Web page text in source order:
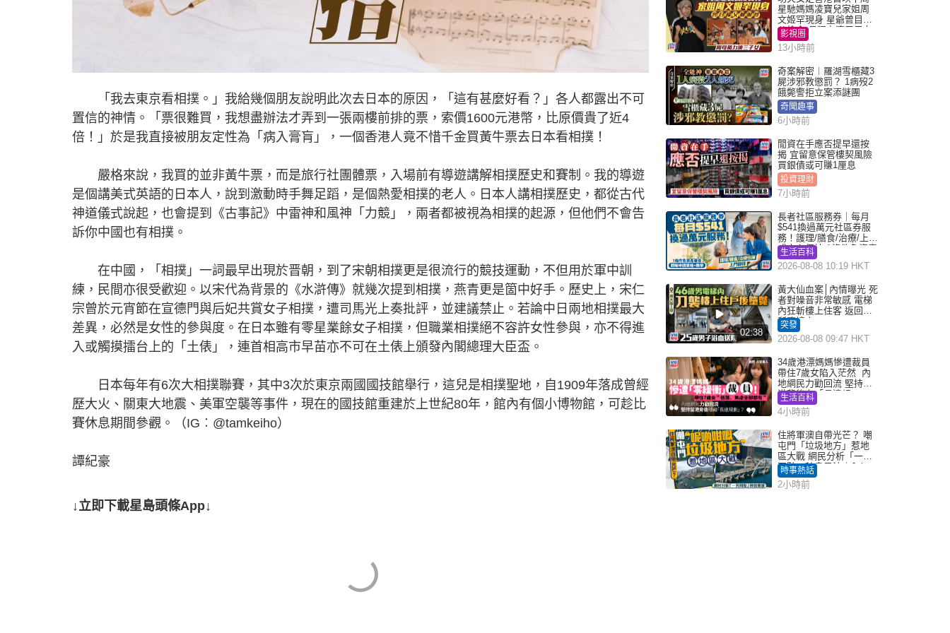
「我去東京看相撲。」我給幾個朋友說明此次去日本的原因，「這有甚麼好看？」各人都露出不可
置信的神情。「票很難買，我想盡辦法才弄到一張兩樓前排的票，索價1600元港幣，比原價貴了近4
倍！」於是我直接被朋友定性為「病入膏肓」，一個香港人竟不惜千金買黃牛票去日本看相撲！
嚴格來說，我買的並非黃牛票，而是旅行社團體票，入場前有導遊講解相撲歷史和賽制。我的導遊
是個講美式英語的日本人，說到激動時手舞足蹈，是個熱愛相撲的老人。日本人講相撲歷史，都從古代
神道儀式說起，也會提到《古事記》中雷神和風神「力競」，兩者都被視為相撲的起源，但他們不會告
訴你中國也有相撲。
在中國，「相撲」一詞最早出現於晋朝，到了宋朝相撲更是很流行的競技運動，不但用於軍中訓
練，民間亦很受歡迎。以宋代為背景的《水滸傳》就幾次提到相撲，燕青更是箇中好手。歷史上，宋仁
宗曾於元宵節在宣德門與后妃共賞女子相撲，遭司馬光上奏批評，並建議禁止。若論中日兩地相撲最大
差異，必然是女性的參與度。在日本雖有零星業餘女子相撲，但職業相撲絕不容許女性參與，亦不得進
入或觸摸擂台上的「土俵」，連首相高市早苗亦不可在土俵上頒發內閣總理大臣盃。
日本每年有6次大相撲聯賽，其中3次於東京兩國國技館舉行，這兒是相撲聖地，自1909年落成曾經
歷大火、關東大地震、美軍空襲等事件，現在的國技館重建於上世紀80年，館內有個小博物館，可趁比
賽休息期間參觀。（IG︰@tamkeiho）
譚紀豪
↓立即下載星島頭條App↓
星馳媽媽凌寶兒家姐周
文姬罕現身 星爺曾目睹
父偷食 母獨力湊三子女
影視圈
13小時前
奇案解密︱羅湖雪櫃藏3
屍涉邪教懲罰？ 1病歿2
餓斃警拒立案添謎團
奇聞趣事
6小時前
閒資在手應否提早還按
揭 宜留意保管樓契風險
買銀債或可賺1厘息
投資理財
7小時前
長者社區服務券｜每月
$541換過萬元社區券服
務！護理/膳食/治療/上門
或中心任揀 1條件免資產
審查（附申請資格及教
學）
生活百科
2026-08-08 10:19 HKT
02:38
黃大仙血案│內情曝光 死
者對噪音非常敏感 電梯
內狂斬樓上住客 返回住
所墮樓亡
突發
2026-08-08 09:47 HKT
34歲港漂媽媽慘遭裁員
帶住7歲女陷入茫然 內
地網民力勸回流 堅持留
港背後有「長遠規
劃」？
生活百科
4小時前
住將軍澳自帶光芒？ 嘲
屯門「垃圾地方」惹地
區大戰 網民分析「一共
同點」秒息風波｜Juicy
叮
時事熱話
2小時前